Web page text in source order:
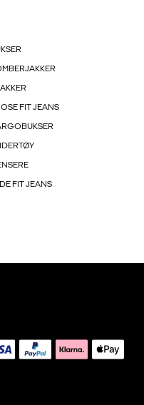
FIT JEANS
FIT JEANS